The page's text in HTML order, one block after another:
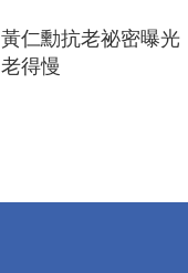
黃仁勳抗老祕密曝光
老得慢